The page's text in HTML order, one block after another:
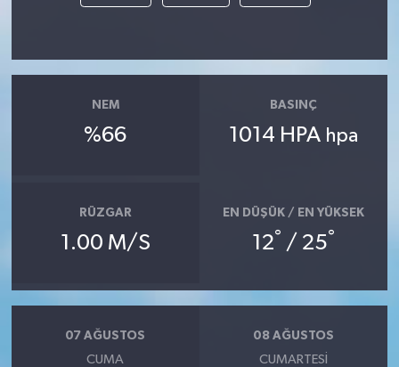
NEM
%66
BASINÇ
1014 HPA hpa
RÜZGAR
1.00 M/S
EN DÜŞÜK / EN YÜKSEK
12° / 25°
07 AĞUSTOS
CUMA
08 AĞUSTOS
CUMARTESI